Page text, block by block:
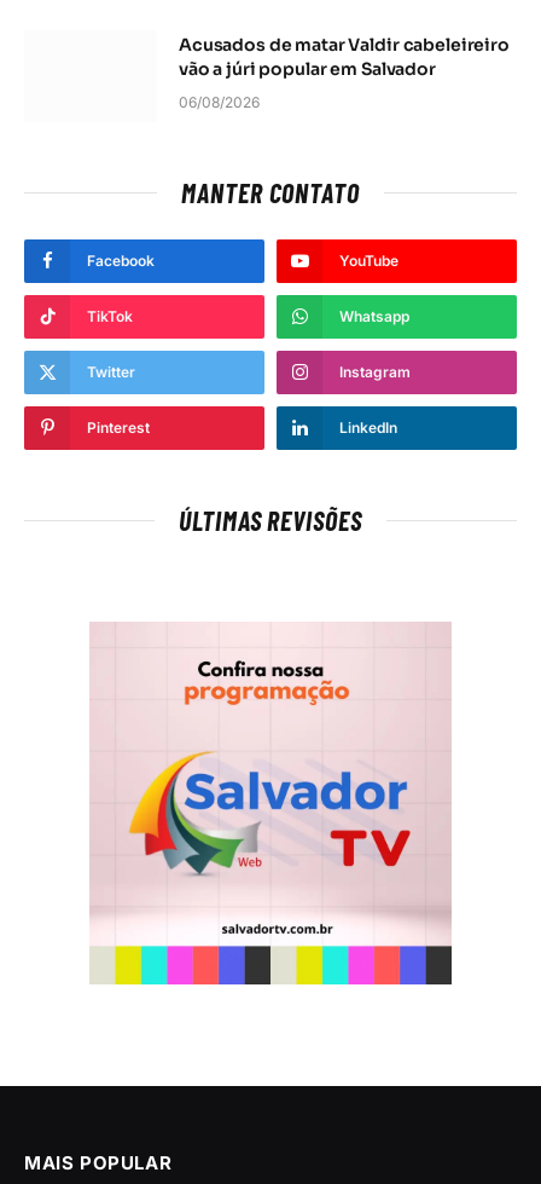
Acusados de matar Valdir cabeleireiro
vão a júri popular em Salvador
06/08/2026
MANTER CONTATO
Facebook YouTube
TikTok Whatsapp
Twitter Instagram
Pinterest LinkedIn
ÚLTIMAS REVISÕES
MAIS POPULAR